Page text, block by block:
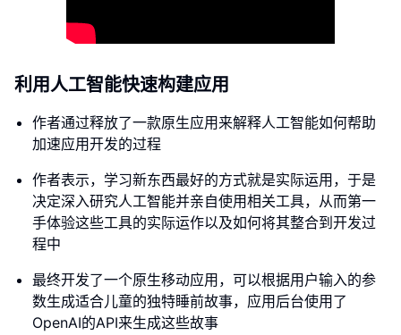
利用人工智能快速构建应用
作者通过释放了一款原生应用来解释人工智能如何帮助
加速应用开发的过程
作者表示，学习新东西最好的方式就是实际运用，于是
决定深入研究人工智能并亲自使用相关工具，从而第一
手体验这些工具的实际运作以及如何将其整合到开发过
程中
最终开发了一个原生移动应用，可以根据用户输入的参
数生成适合儿童的独特睡前故事，应用后台使用了
OpenAI的API来生成这些故事